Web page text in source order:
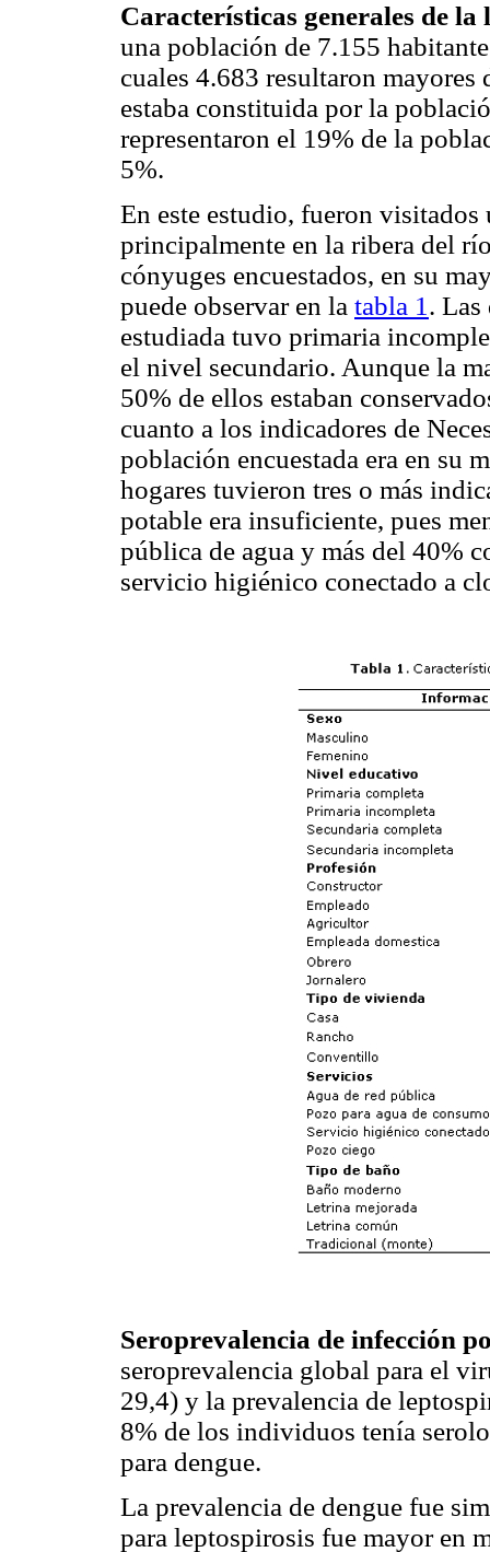
Características generales de
una población de 7.155
cuales 4.683 resultaron
estaba constituida por la
representaron el 19% de la
5%.
En este estudio, fueron
principalmente en la ribera del
cónyuges encuestados, en su
puede observar en la tabla 1. Las
estudiada tuvo primaria
el nivel secundario. Aunque la
50% de ellos estaban
cuanto a los indicadores de
población encuestada era en su
hogares tuvieron tres o más
potable era insuficiente, pues
pública de agua y más del 40%
servicio higiénico conectado a
Seroprevalencia de infección
seroprevalencia global para el
29,4) y la prevalencia de
8% de los individuos tenía
para dengue.
La prevalencia de dengue fue
para leptospirosis fue mayor en